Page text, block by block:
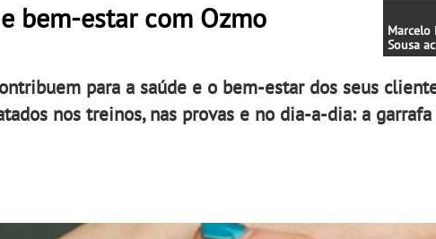
Marcelo
Sousa
bem-estar com Ozmo
para a saúde e o bem-estar dos seus
nos treinos, nas provas e no dia-a-dia: a